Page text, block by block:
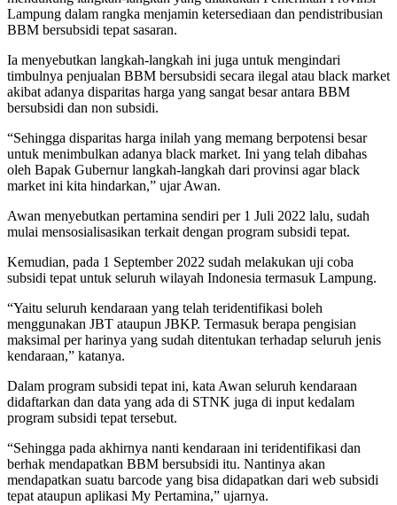
Lampung dalam rangka menjamin ketersediaan dan pendistribusian
BBM bersubsidi tepat sasaran.
Ia menyebutkan langkah-langkah ini juga untuk mengindari
timbulnya penjualan BBM bersubsidi secara ilegal atau black market
akibat adanya disparitas harga yang sangat besar antara BBM
bersubsidi dan non subsidi.
“Sehingga disparitas harga inilah yang memang berpotensi besar
untuk menimbulkan adanya black market. Ini yang telah dibahas
oleh Bapak Gubernur langkah-langkah dari provinsi agar black
market ini kita hindarkan,” ujar Awan.
Awan menyebutkan pertamina sendiri per 1 Juli 2022 lalu, sudah
mulai mensosialisasikan terkait dengan program subsidi tepat.
Kemudian, pada 1 September 2022 sudah melakukan uji coba
subsidi tepat untuk seluruh wilayah Indonesia termasuk Lampung.
“Yaitu seluruh kendaraan yang telah teridentifikasi boleh
menggunakan JBT ataupun JBKP. Termasuk berapa pengisian
maksimal per harinya yang sudah ditentukan terhadap seluruh jenis
kendaraan,” katanya.
Dalam program subsidi tepat ini, kata Awan seluruh kendaraan
didaftarkan dan data yang ada di STNK juga di input kedalam
program subsidi tepat tersebut.
“Sehingga pada akhirnya nanti kendaraan ini teridentifikasi dan
berhak mendapatkan BBM bersubsidi itu. Nantinya akan
mendapatkan suatu barcode yang bisa didapatkan dari web subsidi
tepat ataupun aplikasi My Pertamina,” ujarnya.